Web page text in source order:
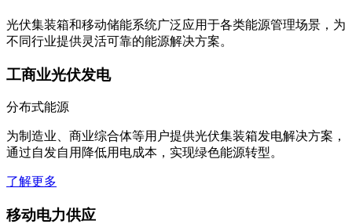
光伏集装箱和移动储能系统广泛应用于各类能源管理场景，为
不同行业提供灵活可靠的能源解决方案。
工商业光伏发电
分布式能源
为制造业、商业综合体等用户提供光伏集装箱发电解决方案，
通过自发自用降低用电成本，实现绿色能源转型。
了解更多
移动电力供应